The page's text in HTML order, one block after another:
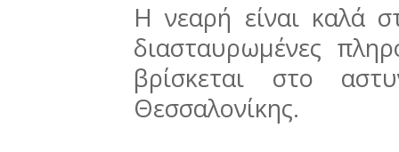
Η νεαρή είναι καλά
διασταυρωμένες
βρίσκεται στο
Θεσσαλονίκης.